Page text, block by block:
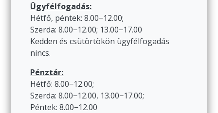
Ügyfélfogadás:
Hétfő, péntek: 8.00−12.00;
Szerda: 8.00−12.00; 13.00−17.00
Kedden és csütörtökön ügyfélfogadás
nincs.
Pénztár:
Hétfő: 8.00−12.00;
Szerda: 8.00−12.00, 13.00−17.00;
Péntek: 8.00−12.00